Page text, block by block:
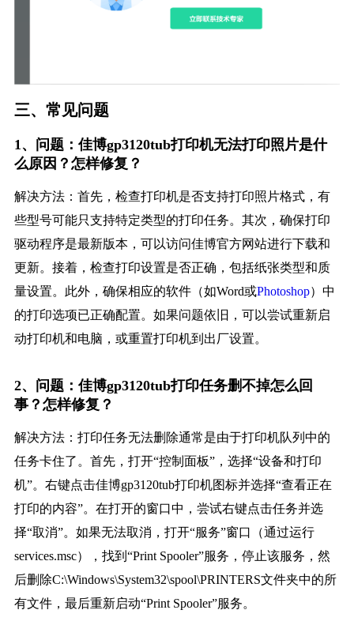
三、常见问题
1、问题：佳博gp3120tub打印机无法打印照片是什
么原因？怎样修复？
解决方法：首先，检查打印机是否支持打印照片格式，有
些型号可能只支持特定类型的打印任务。其次，确保打印
驱动程序是最新版本，可以访问佳博官方网站进行下载和
更新。接着，检查打印设置是否正确，包括纸张类型和质
量设置。此外，确保相应的软件（如Word或Photoshop）中
的打印选项已正确配置。如果问题依旧，可以尝试重新启
动打印机和电脑，或重置打印机到出厂设置。
2、问题：佳博gp3120tub打印任务删不掉怎么回
事？怎样修复？
解决方法：打印任务无法删除通常是由于打印机队列中的
任务卡住了。首先，打开“控制面板”，选择“设备和打印
机”。右键点击佳博gp3120tub打印机图标并选择“查看正在
打印的内容”。在打开的窗口中，尝试右键点击任务并选
择“取消”。如果无法取消，打开“服务”窗口（通过运行
services.msc），找到“Print Spooler”服务，停止该服务，然
后删除C:\Windows\System32\spool\PRINTERS文件夹中的所
有文件，最后重新启动“Print Spooler”服务。